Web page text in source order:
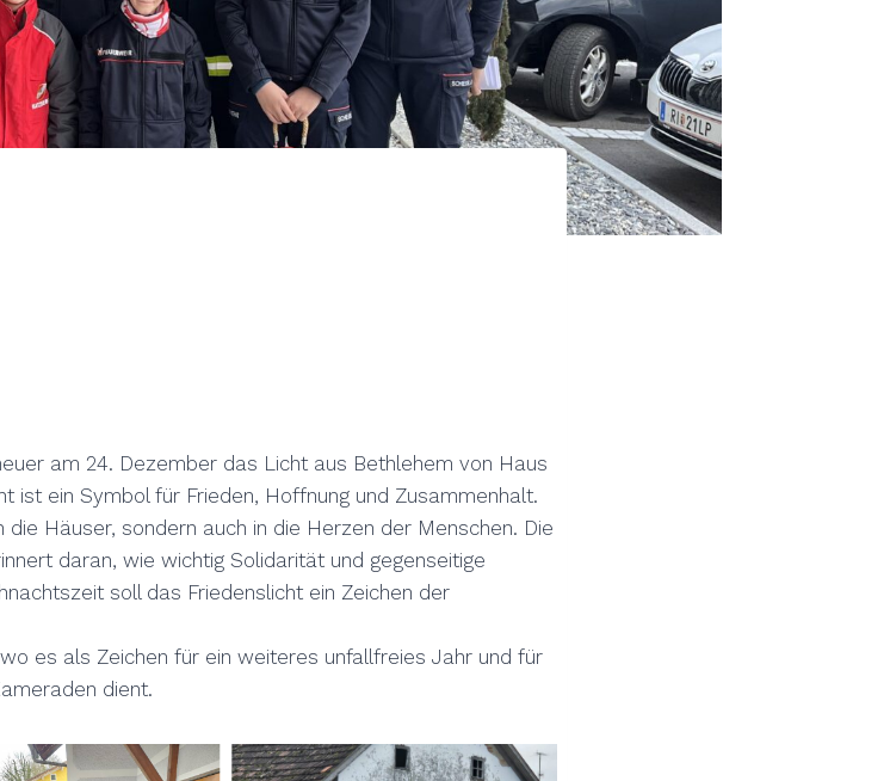
am 24. Dezember das Licht aus Bethlehem von Haus
ist ein Symbol für Frieden, Hoffnung und Zusammenhalt.
die Häuser, sondern auch in die Herzen der Menschen. Die
daran, wie wichtig Solidarität und gegenseitige
soll das Friedenslicht ein Zeichen der
es als Zeichen für ein weiteres unfallfreies Jahr und für
dient.